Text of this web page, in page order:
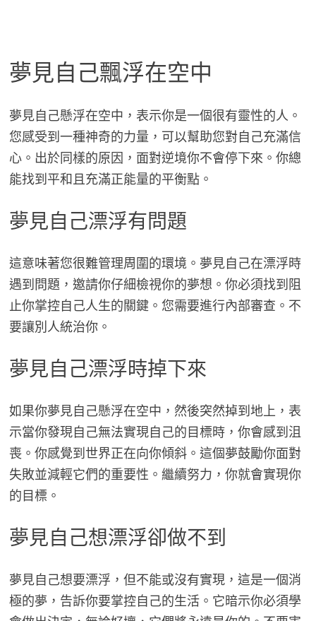
夢見自己飄浮在空中
夢見自己懸浮在空中，表示你是一個很有靈性的人。
您感受到一種神奇的力量，可以幫助您對自己充滿信
心。出於同樣的原因，面對逆境你不會停下來。你總
能找到平和且充滿正能量的平衡點。
夢見自己漂浮有問題
這意味著您很難管理周圍的環境。夢見自己在漂浮時
遇到問題，邀請你仔細檢視你的夢想。你必須找到阻
止你掌控自己人生的關鍵。您需要進行內部審查。不
要讓別人統治你。
夢見自己漂浮時掉下來
如果你夢見自己懸浮在空中，然後突然掉到地上，表
示當你發現自己無法實現自己的目標時，你會感到沮
喪。你感覺到世界正在向你傾斜。這個夢鼓勵你面對
失敗並減輕它們的重要性。繼續努力，你就會實現你
的目標。
夢見自己想漂浮卻做不到
夢見自己想要漂浮，但不能或沒有實現，這是一個消
極的夢，告訴你要掌控自己的生活。它暗示你必須學